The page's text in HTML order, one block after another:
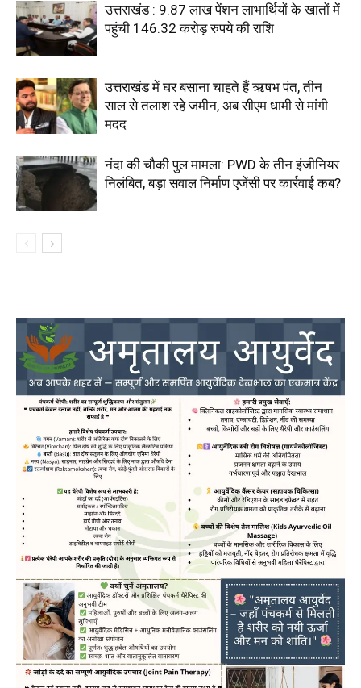
उत्तराखंड : 9.87 लाख पेंशन लाभार्थियों के खातों में
पहुंची 146.32 करोड़ रुपये की राशि
उत्तराखंड में घर बसाना चाहते हैं ऋषभ पंत, तीन
साल से तलाश रहे जमीन, अब सीएम धामी से मांगी
मदद
नंदा की चौकी पुल मामला: PWD के तीन इंजीनियर
निलंबित, बड़ा सवाल निर्माण एजेंसी पर कार्रवाई कब?